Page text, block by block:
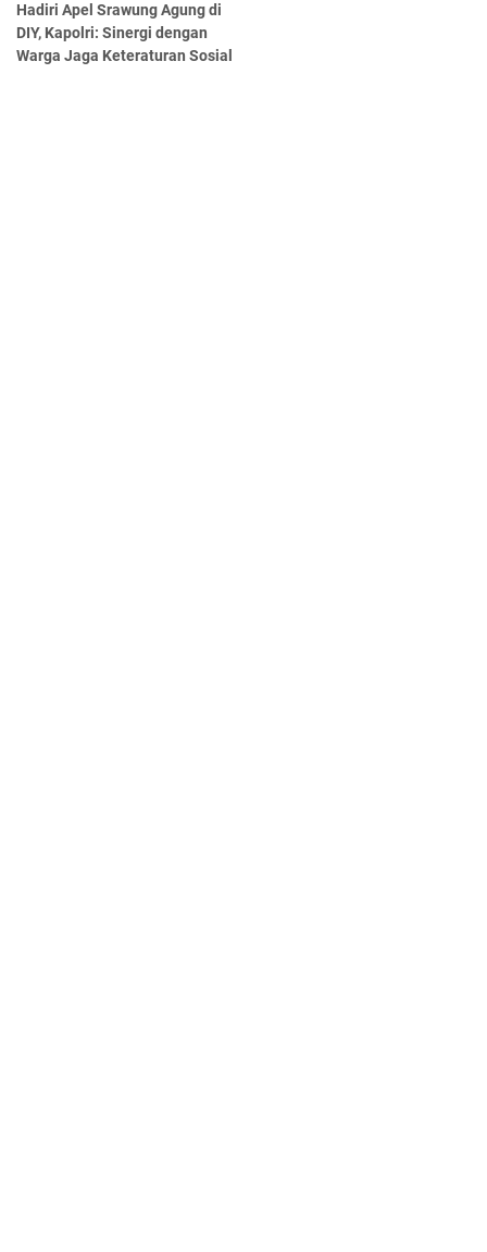
Hadiri Apel Srawung Agung di
DIY, Kapolri: Sinergi dengan
Warga Jaga Keteraturan Sosial